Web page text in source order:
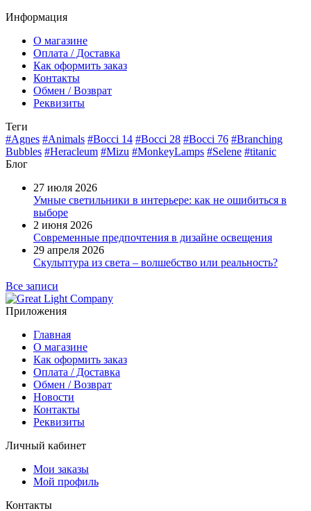
Информация
О магазине
Оплата / Доставка
Как оформить заказ
Контакты
Обмен / Возврат
Реквизиты
Теги
#Agnes #Animals #Bocci 14 #Bocci 28 #Bocci 76 #Branching
Bubbles #Heracleum #Mizu #MonkeyLamps #Selene #titanic
Блог
27 июля 2026
Умные светильники в интерьере: как не ошибиться в
выборе
2 июня 2026
Современные предпочтения в дизайне освещения
29 апреля 2026
Скульптура из света – волшебство или реальность?
Все записи
Приложения
Главная
О магазине
Как оформить заказ
Оплата / Доставка
Обмен / Возврат
Новости
Контакты
Реквизиты
Личный кабинет
Мои заказы
Мой профиль
Контакты